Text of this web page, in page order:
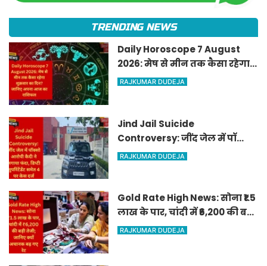
TRENDING NEWS
Daily Horoscope 7 August
2026: मेष से मीन तक कैसा रहेगा
शुक्रवार का दिन? जानिए अपना
RAJKUMAR DUDEJA
Jind Jail Suicide
Controversy: जींद जेल में पॉक्सो
आरोपी कैदी ने लगाया फंदा, डिप्टी
RAJKUMAR DUDEJA
Gold Rate High News: सोना ₹1.5
लाख के पार, चांदी में ₹6,200 की बड़ी
तेजी; जानिए क्यों अचानक बढ़ गए
RAJKUMAR DUDEJA